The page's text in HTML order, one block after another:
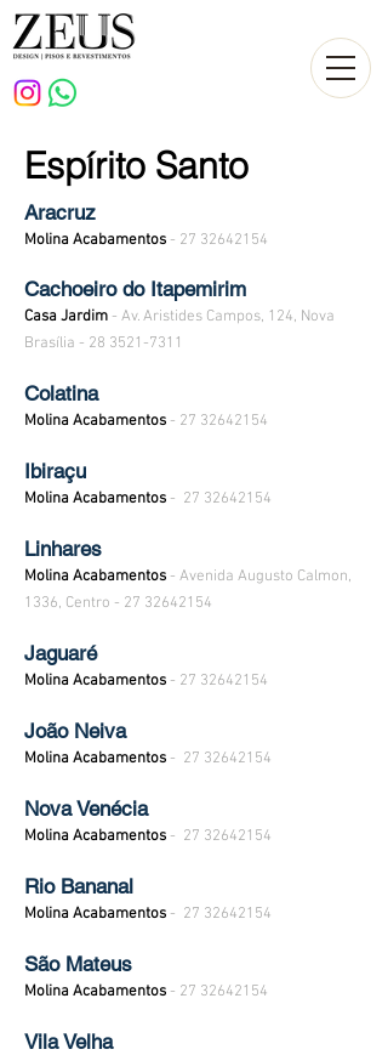
Espírito Santo
Aracruz
Molina Acabamentos - 27 32642154
Cachoeiro do Itapemirim
Casa Jardim - Av. Aristides Campos, 124, Nova
Brasília - 28 3521-7311
Colatina
Molina Acabamentos - 27 32642154
Ibiraçu
Molina Acabamentos - 27 32642154
Linhares
Molina Acabamentos - Avenida Augusto Calmon,
1336, Centro - 27 32642154
Jaguaré
Molina Acabamentos - 27 32642154
João Neiva
Molina Acabamentos - 27 32642154
Nova Venécia
Molina Acabamentos - 27 32642154
Rio Bananal
Molina Acabamentos - 27 32642154
São Mateus
Molina Acabamentos - 27 32642154
Vila Velha